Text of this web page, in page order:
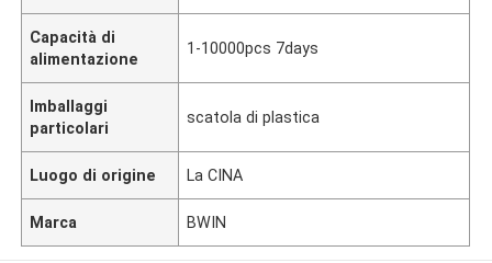
Capacità di
alimentazione
1-10000pcs 7days
Imballaggi
particolari
scatola di plastica
Luogo di origine La CINA
Marca BWIN